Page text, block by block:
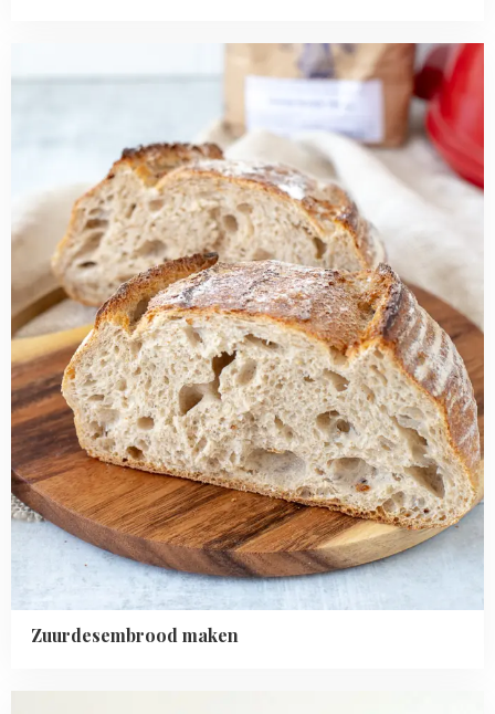
Zuurdesembrood maken
more